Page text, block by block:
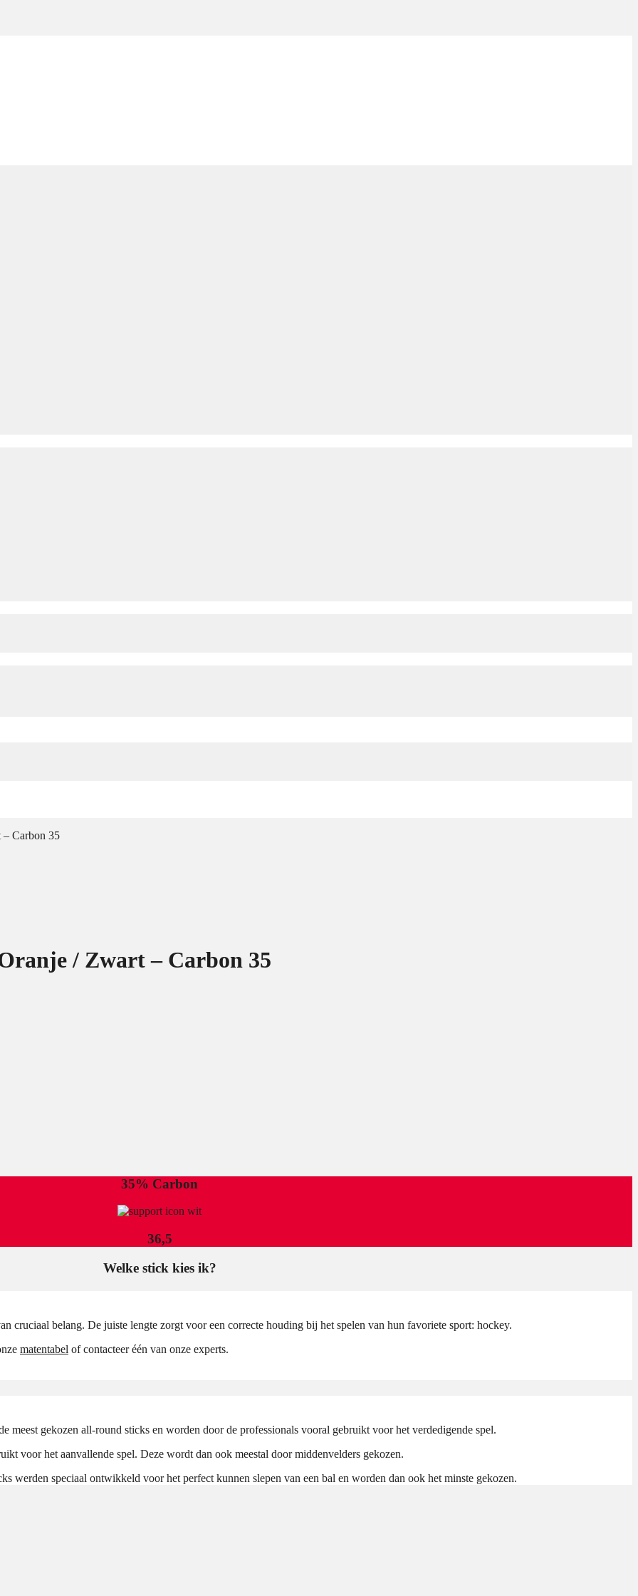
Carbon 35
/ Zwart – Carbon 35
35% Carbon
36,5
Welke stick kies ik?
cruciaal belang. De juiste lengte zorgt voor een correcte houding bij het spelen van hun favoriete sport: hockey.
matentabel of contacteer één van onze experts.
meest gekozen all-round sticks en worden door de professionals vooral gebruikt voor het verdedigende spel.
voor het aanvallende spel. Deze wordt dan ook meestal door middenvelders gekozen.
werden speciaal ontwikkeld voor het perfect kunnen slepen van een bal en worden dan ook het minste gekozen.